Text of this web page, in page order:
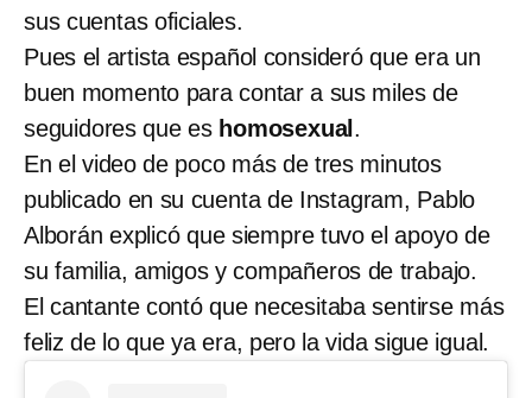
sus cuentas oficiales.
Pues el artista español consideró que era un
buen momento para contar a sus miles de
seguidores que es homosexual .
En el video de poco más de tres minutos
publicado en su cuenta de Instagram, Pablo
Alborán explicó que siempre tuvo el apoyo de
su familia, amigos y compañeros de trabajo.
El cantante contó que necesitaba sentirse más
feliz de lo que ya era, pero la vida sigue igual.